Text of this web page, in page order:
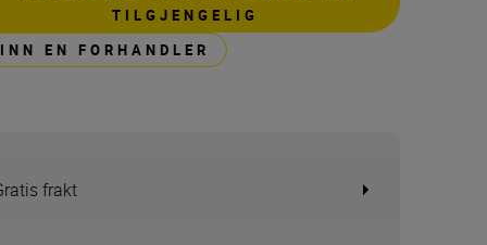
TILGJENGELIG
EN FORHANDLER
frakt